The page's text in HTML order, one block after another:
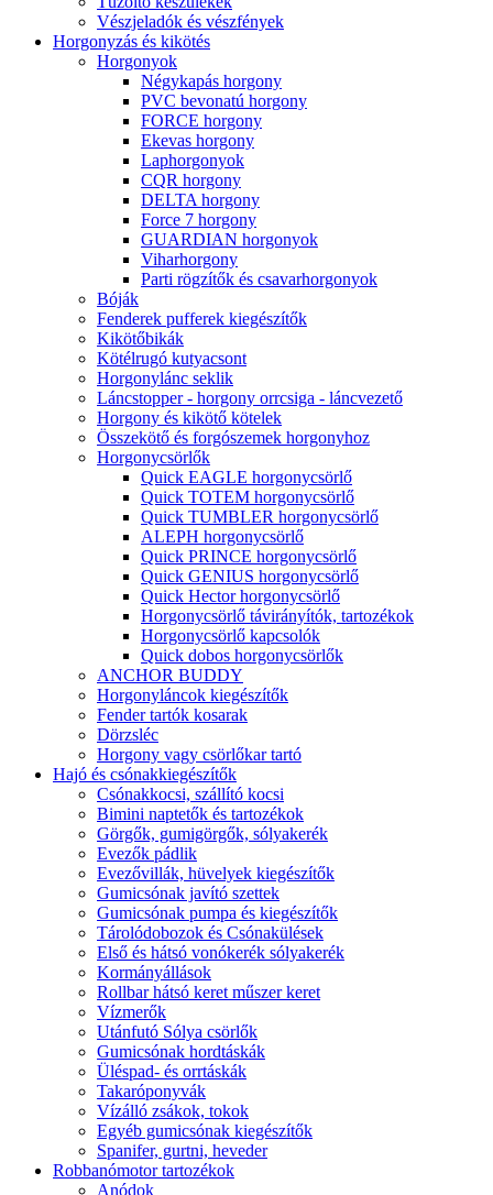
Vészjeladók és vészfények
Horgonyzás és kikötés
Horgonyok
Négykapás horgony
PVC bevonatú horgony
FORCE horgony
Ekevas horgony
Laphorgonyok
CQR horgony
DELTA horgony
Force 7 horgony
GUARDIAN horgonyok
Viharhorgony
Parti rögzítők és csavarhorgonyok
Bóják
Fenderek pufferek kiegészítők
Kikötőbikák
Kötélrugó kutyacsont
Horgonylánc seklik
Láncstopper - horgony orrcsiga - láncvezető
Horgony és kikötő kötelek
Összekötő és forgószemek horgonyhoz
Horgonycsörlők
Quick EAGLE horgonycsörlő
Quick TOTEM horgonycsörlő
Quick TUMBLER horgonycsörlő
ALEPH horgonycsörlő
Quick PRINCE horgonycsörlő
Quick GENIUS horgonycsörlő
Quick Hector horgonycsörlő
Horgonycsörlő távirányítók, tartozékok
Horgonycsörlő kapcsolók
Quick dobos horgonycsörlők
ANCHOR BUDDY
Horgonyláncok kiegészítők
Fender tartók kosarak
Dörzsléc
Horgony vagy csörlőkar tartó
Hajó és csónakkiegészítők
Csónakkocsi, szállító kocsi
Bimini naptetők és tartozékok
Görgők, gumigörgők, sólyakerék
Evezők pádlik
Evezővillák, hüvelyek kiegészítők
Gumicsónak javító szettek
Gumicsónak pumpa és kiegészítők
Tárolódobozok és Csónakülések
Első és hátsó vonókerék sólyakerék
Kormányállások
Rollbar hátsó keret műszer keret
Vízmerők
Utánfutó Sólya csörlők
Gumicsónak hordtáskák
Üléspad- és orrtáskák
Takaróponyvák
Vízálló zsákok, tokok
Egyéb gumicsónak kiegészítők
Spanifer, gurtni, heveder
Robbanómotor tartozékok
Anódok